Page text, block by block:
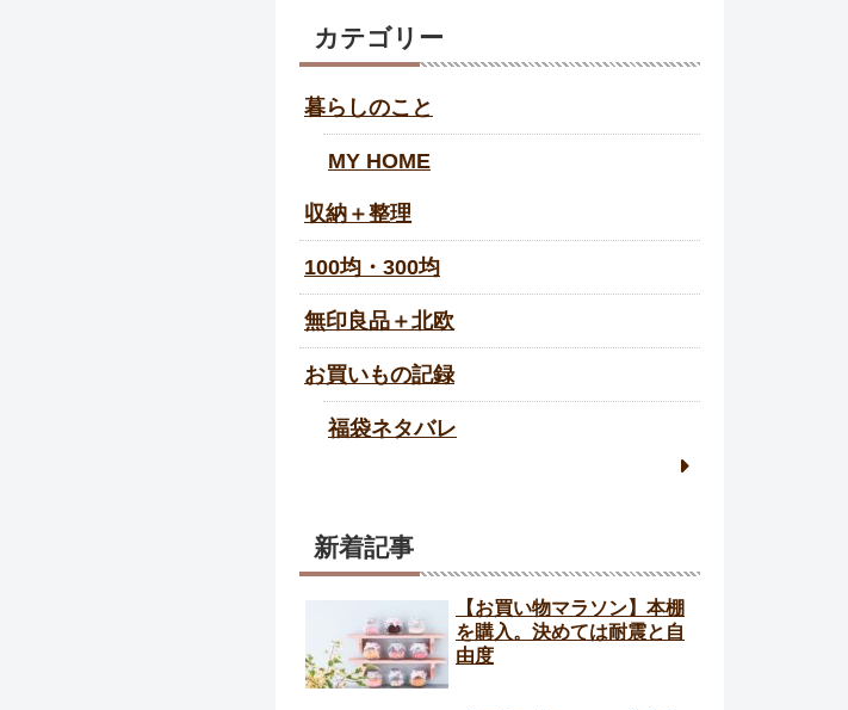
カテゴリー
暮らしのこと
MY HOME
収納＋整理
100均・300均
無印良品＋北欧
お買いもの記録
福袋ネタバレ
新着記事
【お買い物マラソン】本棚
を購入。決めては耐震と自
由度